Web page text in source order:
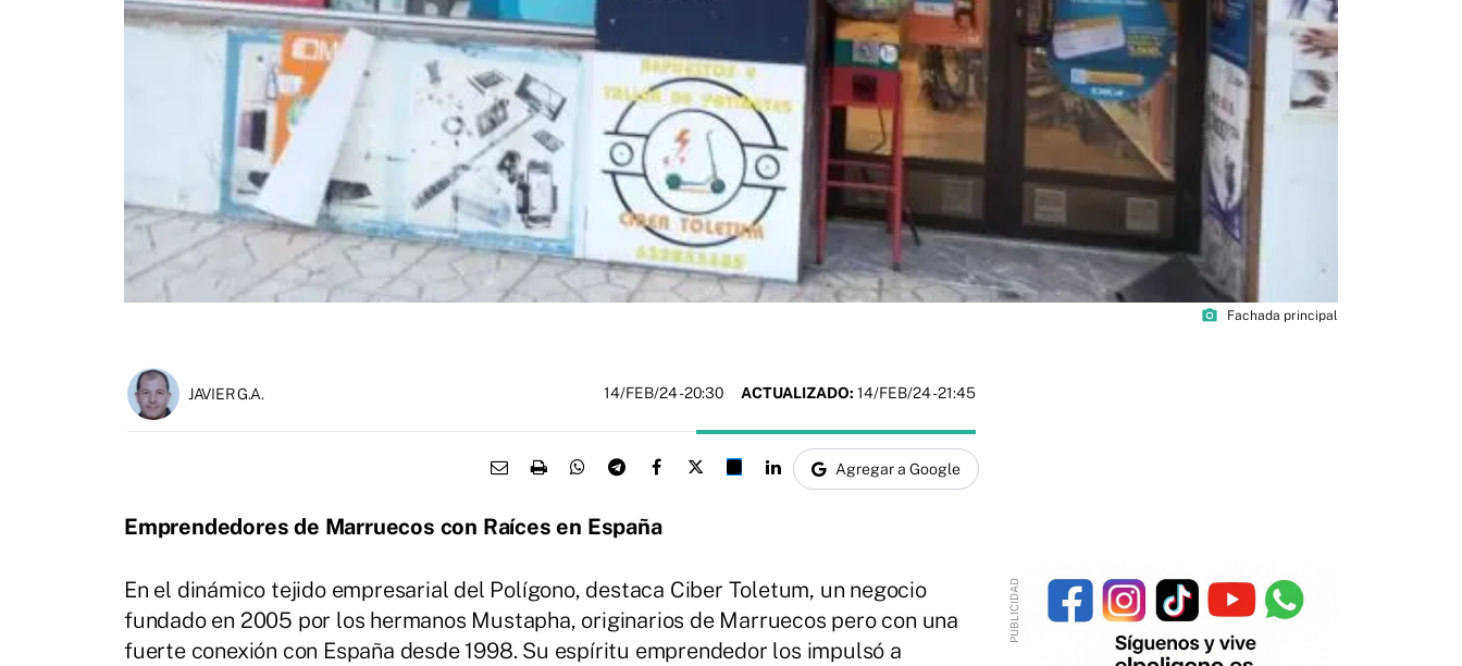
photo_camera Fachada principal
JAVIER G.A. 14/FEB/24- 20:30 ACTUALIZADO: 14/FEB/24 - 21:45
Agregar a Google
Emprendedores de Marruecos con Raíces en España
En el dinámico tejido empresarial del Polígono, destaca Ciber Toletum, un negocio
fundado en 2005 por los hermanos Mustapha, originarios de Marruecos pero con una
fuerte conexión con España desde 1998. Su espíritu emprendedor los impulsó a